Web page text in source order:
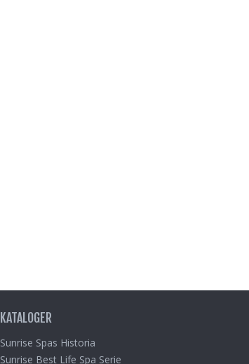
KATALOGER
Sunrise Spas Historia
Sunrise Best Life Spa Serie